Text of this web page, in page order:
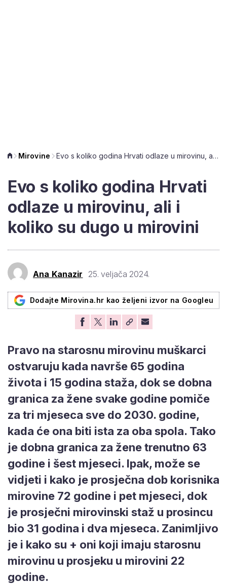
Mirovine Evo s koliko godina Hrvati odlaze u mirovinu, ali i koliko su dugo u mirovini
Evo s koliko godina Hrvati
odlaze u mirovinu, ali i
koliko su dugo u mirovini
Ana Kanazir 25. veljača 2024.
Dodajte Mirovina.hr kao željeni izvor na Googleu
Pravo na starosnu mirovinu muškarci
ostvaruju kada navrše 65 godina
života i 15 godina staža, dok se dobna
granica za žene svake godine pomiče
za tri mjeseca sve do 2030. godine,
kada će ona biti ista za oba spola. Tako
je dobna granica za žene trenutno 63
godine i šest mjeseci. Ipak, može se
vidjeti i kako je prosječna dob korisnika
mirovine 72 godine i pet mjeseci, dok
je prosječni mirovinski staž u prosincu
bio 31 godina i dva mjeseca. Zanimljivo
je i kako su + oni koji imaju starosnu
mirovinu u prosjeku u mirovini 22
godine.